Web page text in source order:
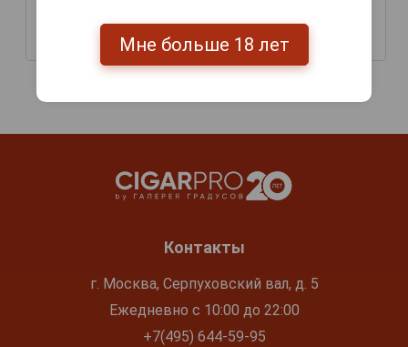
617 руб.
766 руб.
Контакты
г. Москва, Серпуховский вал, д. 5
Ежедневно с 10:00 до 22:00
+7(495) 644-59-95
Мне больше 18 лет